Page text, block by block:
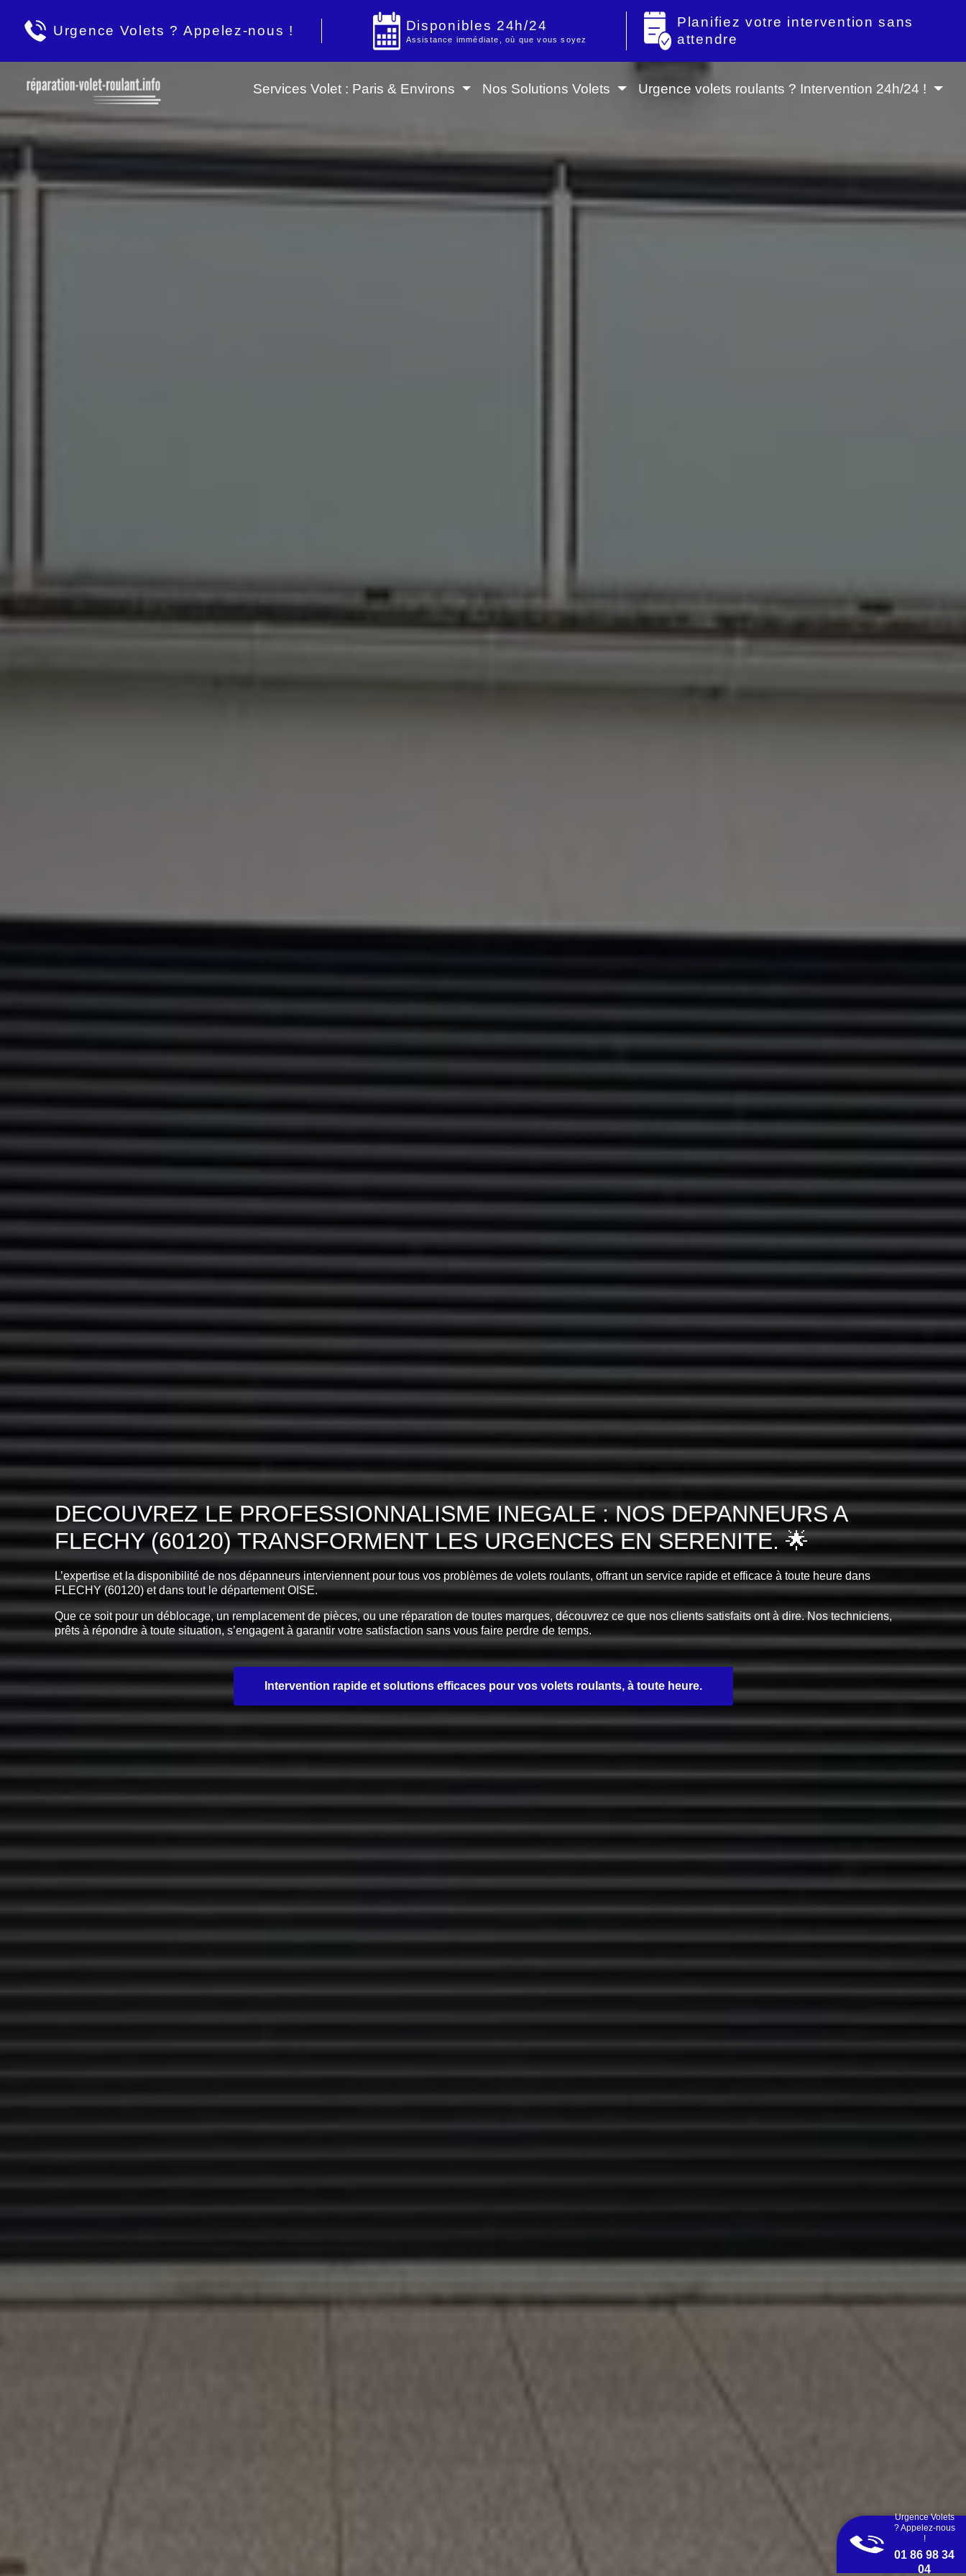
Urgence Volets ? Appelez-nous ! Disponibles 24h/24
Assistance immédiate, où que vous soyez
Planifiez votre intervention sans
attendre
Services Volet : Paris & Environs Nos Solutions Volets Urgence volets roulants ? Intervention 24h/24 !
DECOUVREZ LE PROFESSIONNALISME INEGALE : NOS DEPANNEURS A
FLECHY (60120) TRANSFORMENT LES URGENCES EN SERENITE. 🌟
L’expertise et la disponibilité de nos dépanneurs interviennent pour tous vos problèmes de volets roulants, offrant un service rapide et efficace à toute heure dans
FLECHY (60120) et dans tout le département OISE.
Que ce soit pour un déblocage, un remplacement de pièces, ou une réparation de toutes marques, découvrez ce que nos clients satisfaits ont à dire. Nos techniciens,
prêts à répondre à toute situation, s’engagent à garantir votre satisfaction sans vous faire perdre de temps.
Intervention rapide et solutions efficaces pour vos volets roulants, à toute heure.
Urgence Volets
? Appelez-nous
!
01 86 98 34
04